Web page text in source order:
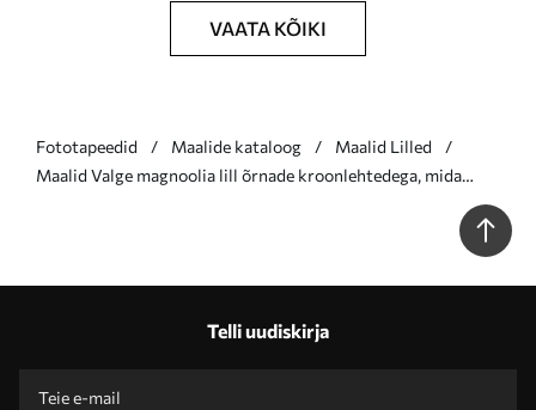
VAATA KÕIKI
Fototapeedid Maalide kataloog
Maalid Lilled
Maalid Valge magnoolia lill õrnade kroonlehtedega, mida
Telli uudiskirja